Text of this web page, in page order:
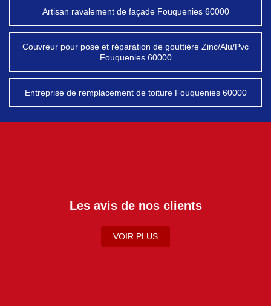
Artisan ravalement de façade Fouquenies 60000
Couvreur pour pose et réparation de gouttière Zinc/Alu/Pvc
Fouquenies 60000
Entreprise de remplacement de toiture Fouquenies 60000
Les avis de nos clients
VOIR PLUS